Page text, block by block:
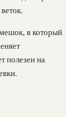
в который
полезен на